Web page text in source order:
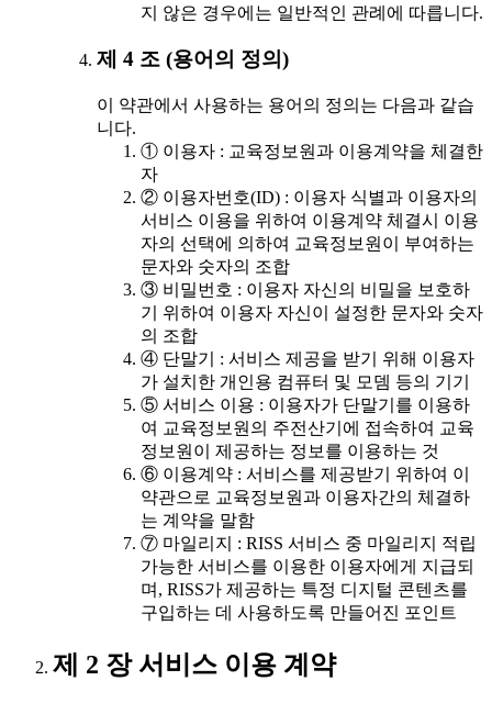
지 않은 경우에는 일반적인 관례에 따릅니다.
제 4 조 (용어의 정의)
이 약관에서 사용하는 용어의 정의는 다음과 같습
니다.
① 이용자 : 교육정보원과 이용계약을 체결한
자
② 이용자번호(ID) : 이용자 식별과 이용자의
서비스 이용을 위하여 이용계약 체결시 이용
자의 선택에 의하여 교육정보원이 부여하는
문자와 숫자의 조합
③ 비밀번호 : 이용자 자신의 비밀을 보호하
기 위하여 이용자 자신이 설정한 문자와 숫자
의 조합
④ 단말기 : 서비스 제공을 받기 위해 이용자
가 설치한 개인용 컴퓨터 및 모뎀 등의 기기
⑤ 서비스 이용 : 이용자가 단말기를 이용하
여 교육정보원의 주전산기에 접속하여 교육
정보원이 제공하는 정보를 이용하는 것
⑥ 이용계약 : 서비스를 제공받기 위하여 이
약관으로 교육정보원과 이용자간의 체결하
는 계약을 말함
⑦ 마일리지 : RISS 서비스 중 마일리지 적립
가능한 서비스를 이용한 이용자에게 지급되
며, RISS가 제공하는 특정 디지털 콘텐츠를
구입하는 데 사용하도록 만들어진 포인트
제 2 장 서비스 이용 계약